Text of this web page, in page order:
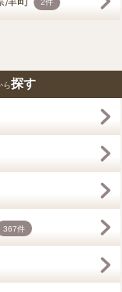
2件
ら探す
367件